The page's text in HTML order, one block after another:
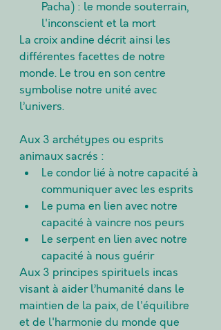
Pacha) : le monde souterrain,
l'inconscient et la mort
La croix andine décrit ainsi les
différentes facettes de notre
monde. Le trou en son centre
symbolise notre unité avec
l’univers.
Aux 3 archétypes ou esprits
animaux sacrés :
Le condor lié à notre capacité à
communiquer avec les esprits
Le puma en lien avec notre
capacité à vaincre nos peurs
Le serpent en lien avec notre
capacité à nous guérir
Aux 3 principes spirituels incas
visant à aider l’humanité dans le
maintien de la paix, de l'équilibre
et de l'harmonie du monde que